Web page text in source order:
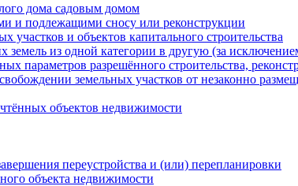
дома садовым домом
и подлежащими сносу или реконструкции
участков и объектов капитального строительства
земель из одной категории в другую (за
параметров разрешённого строительства,
земельных участков от незаконно
объектов недвижимости
переустройства и (или) перепланировки
объекта недвижимости